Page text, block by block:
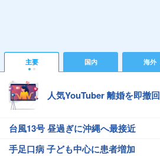
主要 国内 海外
人気YouTuber 離婚を即撤回
台風13号 昼過ぎに沖縄へ最接近
手足口病 子ども中心に患者増加